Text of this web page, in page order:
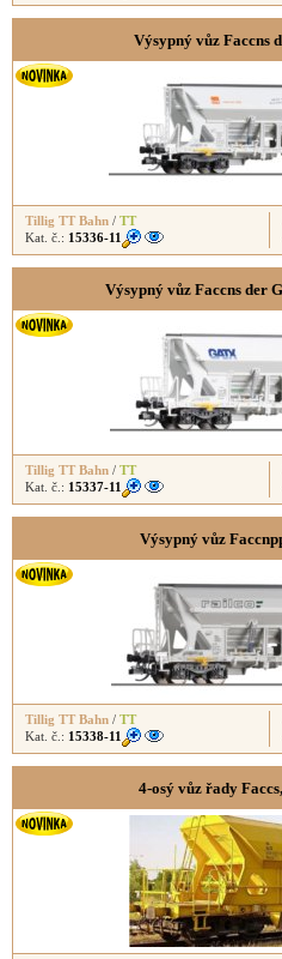
Výsypný vůz Faccns
Tillig TT Bahn / TT
Kat. č.: 15336-11
Výsypný vůz Faccns der
Tillig TT Bahn / TT
Kat. č.: 15337-11
Výsypný vůz
Tillig TT Bahn / TT
Kat. č.: 15338-11
4-osý vůz řady